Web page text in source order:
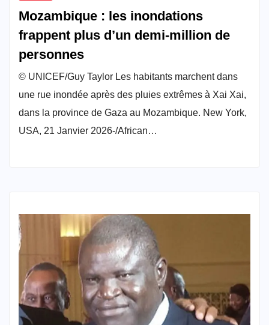
Mozambique : les inondations
frappent plus d’un demi-million de
personnes
© UNICEF/Guy Taylor Les habitants marchent dans
une rue inondée après des pluies extrêmes à Xai Xai,
dans la province de Gaza au Mozambique. New York,
USA, 21 Janvier 2026-/African…